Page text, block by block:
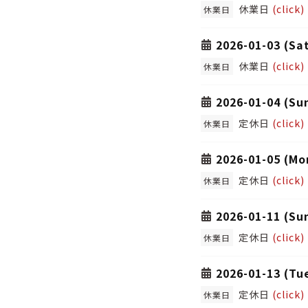
休業日 休業日 (click)
2026-01-03
休業日 休業日 (click)
2026-01-04
休業日 定休日 (click)
2026-01-05
休業日 定休日 (click)
2026-01-11
休業日 定休日 (click)
2026-01-13
休業日 定休日 (click)